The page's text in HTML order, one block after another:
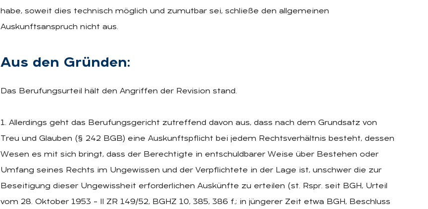
habe, soweit dies technisch möglich und zumutbar sei, schließe den allgemeinen
Auskunftsanspruch nicht aus.
Aus den Grün­den:
Das Berufungsurteil hält den Angriffen der Revision stand.
1. Allerdings geht das Berufungsgericht zutreffend davon aus, dass nach dem Grundsatz von
Treu und Glauben (§ 242 BGB) eine Auskunftspflicht bei jedem Rechtsverhältnis besteht, dessen
Wesen es mit sich bringt, dass der Berechtigte in entschuldbarer Weise über Bestehen oder
Umfang seines Rechts im Ungewissen und der Verpflichtete in der Lage ist, unschwer die zur
Beseitigung dieser Ungewissheit erforderlichen Auskünfte zu erteilen (st. Rspr. seit BGH, Urteil
vom 28. Oktober 1953 – II ZR 149/52, BGHZ 10, 385, 386 f.; in jüngerer Zeit etwa BGH, Beschluss